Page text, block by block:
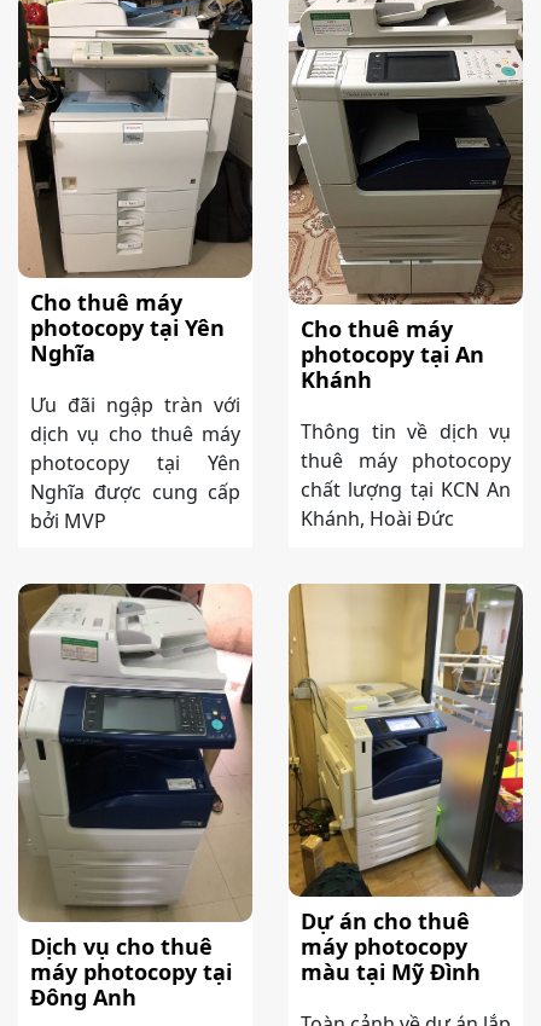
Cho thuê máy
photocopy tại Yên
Nghĩa
Ưu đãi ngập tràn với
dịch vụ cho thuê máy
photocopy tại Yên
Nghĩa được cung cấp
bởi MVP
Cho thuê máy
photocopy tại An
Khánh
Thông tin về dịch vụ
thuê máy photocopy
chất lượng tại KCN An
Khánh, Hoài Đức
Dịch vụ cho thuê
máy photocopy tại
Đông Anh
Dự án cho thuê
máy photocopy
màu tại Mỹ Đình